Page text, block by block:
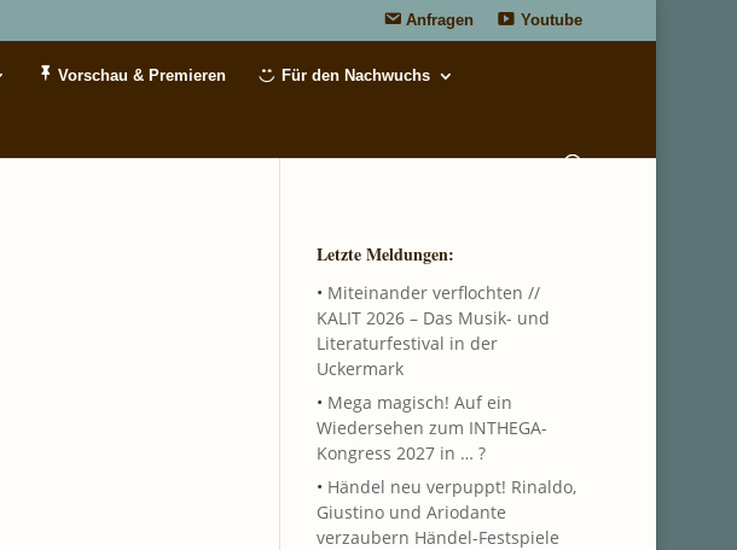
Anfragen Youtube
Vorschau & Premieren Für den Nachwuchs
Letzte Meldungen:
• Miteinander verflochten //
KALIT 2026 – Das Musik- und
Literaturfestival in der
Uckermark
• Mega magisch! Auf ein
Wiedersehen zum INTHEGA-
Kongress 2027 in … ?
• Händel neu verpuppt! Rinaldo,
Giustino und Ariodante
verzaubern Händel-Festspiele